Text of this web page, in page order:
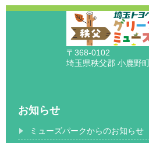
〒368-0102
埼玉県秩父郡 小鹿野
お知らせ
ミューズパークからのお知らせ